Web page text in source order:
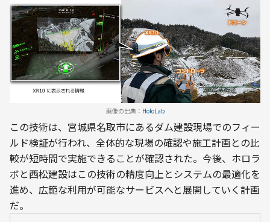
画像の出典： HoloLab
この技術は、宮城県名取市にあるダム建設現場でのフィー
ルド検証が行われ、全体的な現場の確認や施工計画との比
較が短時間で実施できることが確認された。今後、ホロラ
ボと西松建設はこの技術の精度向上とシステムの最適化を
進め、広範な利用が可能なサービスへと展開していく計画
だ。